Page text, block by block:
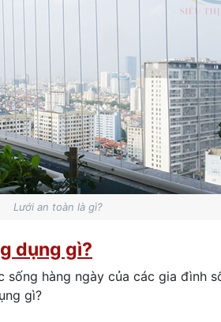
Lưới an toàn là gì?
dụng gì?
hàng ngày của các gia đình
gì?